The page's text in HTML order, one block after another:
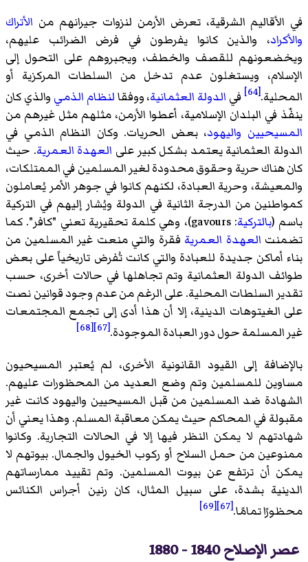
في الأقاليم الشرقية، تعرض الأرمن لنزوات جيرانهم من الأتراك
والأكراد، والذين كانوا يفرطون في فرض الضرائب عليهم،
ويخضعونهم للقصف والخطف، ويجبروهم على التحول إلى
الإسلام، ويستغلون عدم تدخل من السلطات المركزية أو
المحلية.[64] في الدولة العثمانية، ووفقالنظام الذمي والذي كان
ينفّذ في البلدان الإسلامية، أعطوا الأرمن، مثلهم مثل غيرهم من
المسيحيين واليهود، بعض الحريات. وكان النظام الذمي في
الدولة العثمانية يعتمد بشكل كبير على العهدة العمرية. حيث
كان هناك حرية وحقوق محدودة لغير المسلمين في الممتلكات،
والمعيشة، وحرية العبادة، لكنهم كانوا في جوهر الأمر يُعاملون
كمواطنين من الدرجة الثانية في الدولة ويُشار إليهم في التركية
باسم (بالتركية
: gavours)، وهي كلمة تحقيرية تعني "كافر". كما
تضمنت العهدة العمرية فقرة والتي منعت غير المسلمين من
بناء أماكن جديدة للعبادة والتي كانت تُفرض تاريخياً على بعض
طوائف الدولة العثمانية وتم تجاهلها في حالات أخرى، حسب
تقدير السلطات المحلية. على الرغم من عدم وجود قوانين نصت
على الغيتوهات الدينية، إلا أن هذا أدى إلى تجمع المجتمعات
غير المسلمة حول دور العبادة الموجودة.[67]
[68]
بالإضافة إلى القيود القانونية الأخرى، لم يُعتبر المسيحيون
مساوين للمسلمين وتم وضع العديد من المحظورات عليهم.
الشهادة ضد المسلمين من قبل المسيحيين واليهود كانت غير
مقبولة في المحاكم حيث يمكن معاقبة المسلم. وهذا يعني أن
شهادتهم لا يمكن النظر فيها إلا في الحالات التجارية. وكانوا
ممنوعين من حمل السلاح أو ركوب الخيول والجمال. بيوتهم لا
يمكن أن ترتفع عن بيوت المسلمين. وتم تقييد ممارساتهم
الدينية بشدة، على سبيل المثال، كان رنين أجراس الكنائس
محظورًا تمامًا.[67]
[69]
عصر الإصلاح 1840 - 1880